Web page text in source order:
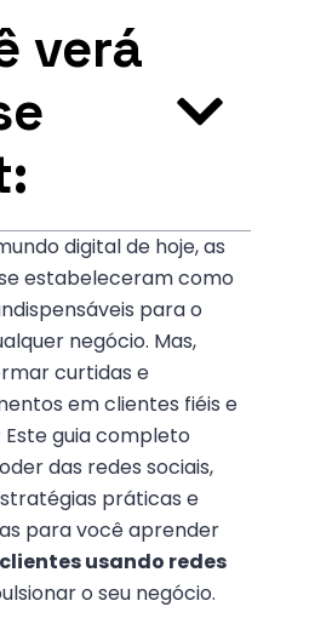
verá
digital de hoje, as
estabeleceram como
para o
negócio. Mas,
curtidas e
em clientes fiéis e
Este guia completo
das redes sociais,
práticas e
para você aprender
usando redes
o seu negócio.